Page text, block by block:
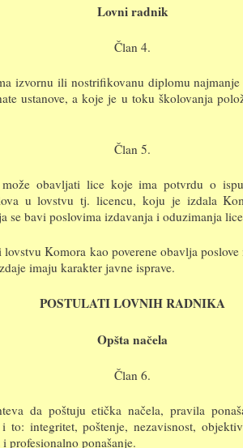
Lovni radnik
Član 4.
izvornu ili nostrifikovanu diplomu najmanje
ustanove, a koje je u toku školovanja
Član 5.
obavljati lice koje ima potvrdu o
u lovstvu tj. licencu, koju je izdala
se bavi poslovima izdavanja i oduzimanja
Komora kao poverene obavlja
imaju karakter javne isprave.
POSTULATI LOVNIH RADNIKA
Opšta načela
Član 6.
da poštuju etička načela, pravila
to: integritet, poštenje, nezavisnost,
profesionalno ponašanje.